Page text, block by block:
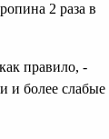
2 раза в
правило, -
и более слабые